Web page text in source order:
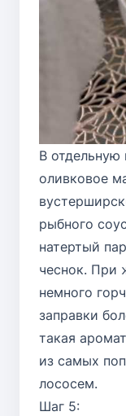
В
оливковое
рыбного
натертый
чеснок. При
немного
заправки
такая
из самых
лососем.
Шаг 5: